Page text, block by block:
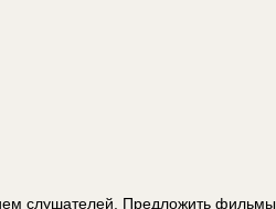
слушателей. Предложить фильмы